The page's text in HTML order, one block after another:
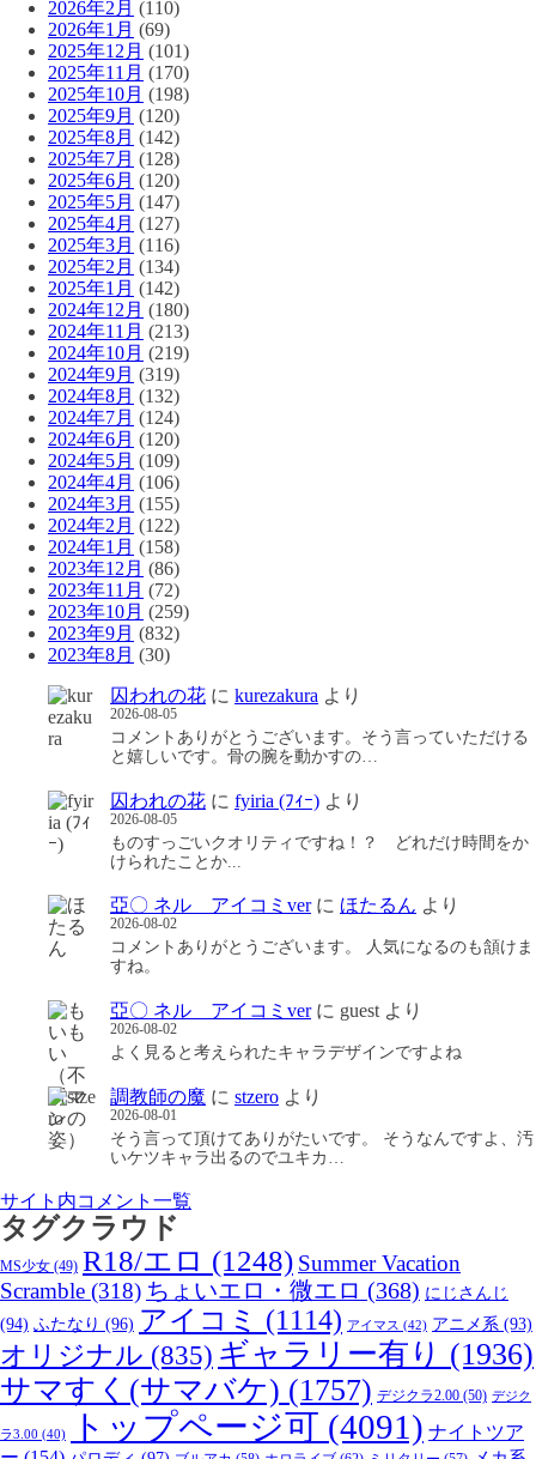
2026年2月 (110)
2026年1月 (69)
2025年12月 (101)
2025年11月 (170)
2025年10月 (198)
2025年9月 (120)
2025年8月 (142)
2025年7月 (128)
2025年6月 (120)
2025年5月 (147)
2025年4月 (127)
2025年3月 (116)
2025年2月 (134)
2025年1月 (142)
2024年12月 (180)
2024年11月 (213)
2024年10月 (219)
2024年9月 (319)
2024年8月 (132)
2024年7月 (124)
2024年6月 (120)
2024年5月 (109)
2024年4月 (106)
2024年3月 (155)
2024年2月 (122)
2024年1月 (158)
2023年12月 (86)
2023年11月 (72)
2023年10月 (259)
2023年9月 (832)
2023年8月 (30)
囚われの花 に kurezakura より
2026-08-05
コメントありがとうございます。そう言っていただける
と嬉しいです。骨の腕を動かすの…
囚われの花 に fyiria (ﾌｨｰ) より
2026-08-05
ものすっごいクオリティですね！？ どれだけ時間をか
けられたことか...
亞〇 ネル アイコミverに ほたるん より
2026-08-02
コメントありがとうございます。 人気になるのも頷けま
すね。
亞〇 ネル アイコミverに guest より
2026-08-02
よく見ると考えられたキャラデザインですよね
調教師の魔 に stzero より
2026-08-01
そう言って頂けてありがたいです。 そうなんですよ、汚
いケツキャラ出るのでユキカ…
サイト内コメント一覧
タグクラウド
MS少女 (49) R18/エロ (1248) Summer Vacation
Scramble (318) ちょいエロ・微エロ (368) にじさんじ
(94) ふたなり (96) アイコミ (1114) アイマス (42) アニメ系 (93)
オリジナル (835) ギャラリー有り (1936)
サマすく(サマバケ) (1757) デジクラ2.00 (50) デジク
ラ3.00 (40) トップページ可 (4091) ナイトツア